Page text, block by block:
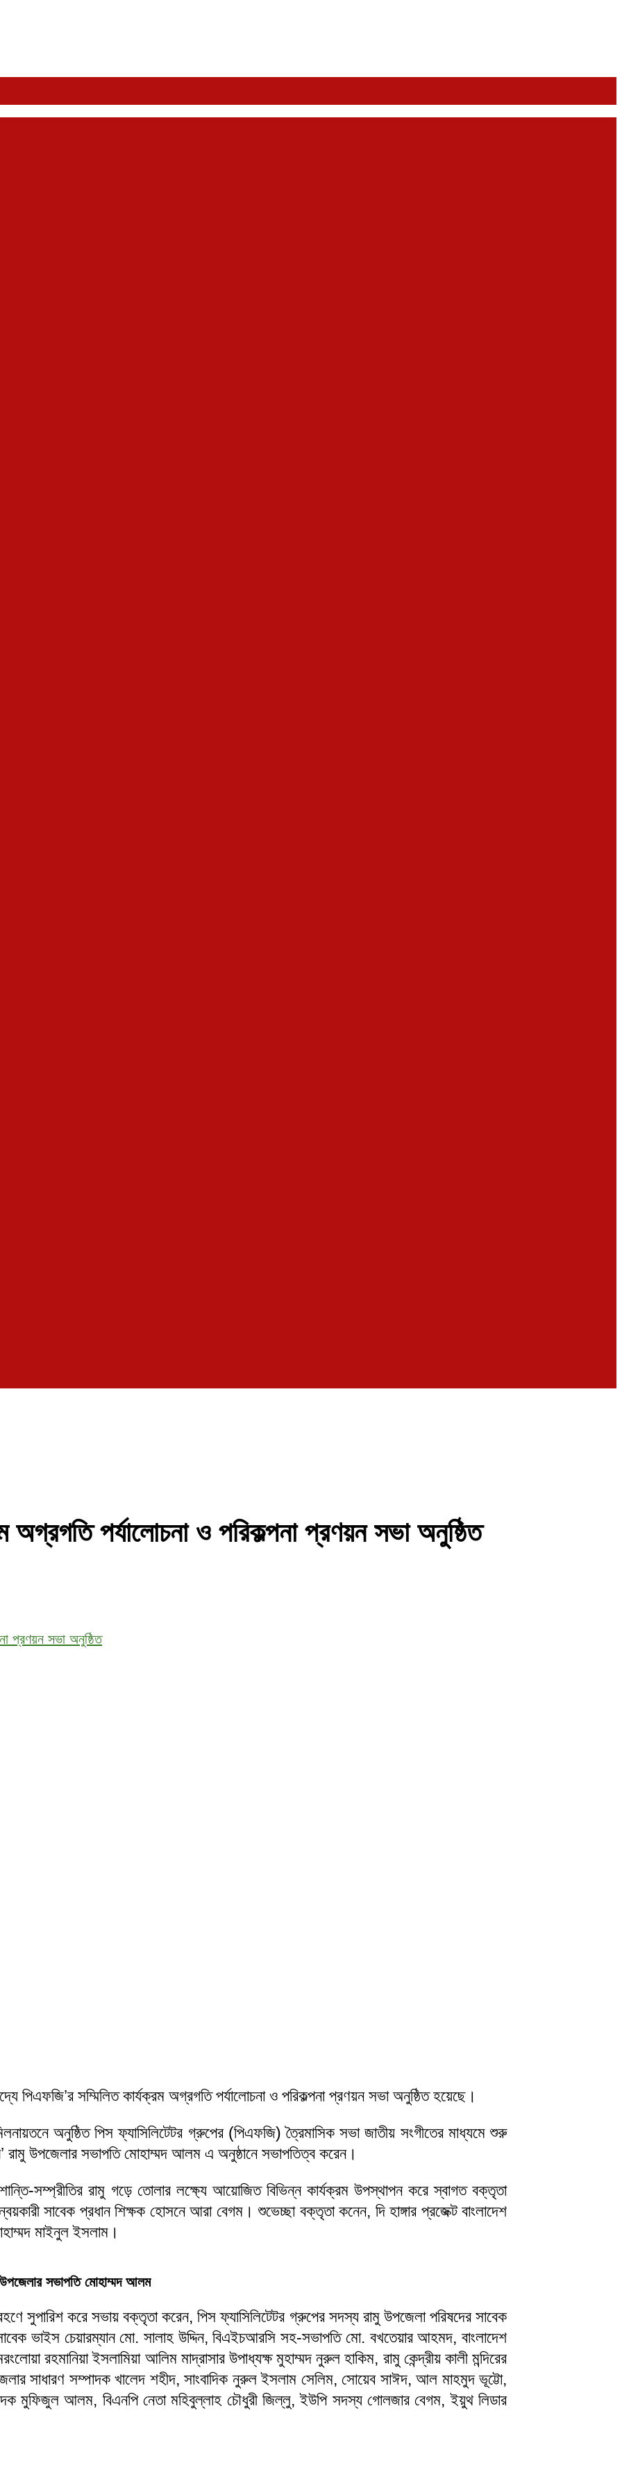
অগ্রগতি পর্যালোচনা ও পরিকল্পনা প্রণয়ন সভা অনুষ্ঠিত
পিএফজি’র সম্মিলিত কার্যক্রম অগ্রগতি পর্যালোচনা ও পরিকল্পনা প্রণয়ন সভা অনুষ্ঠিত হয়েছে।
অনুষ্ঠিত পিস ফ্যাসিলিটেটর গ্রুপের (পিএফজি) ত্রৈমাসিক সভা জাতীয় সংগীতের মাধ্যমে শুরু
রামু উপজেলার সভাপতি মোহাম্মদ আলম এ অনুষ্ঠানে সভাপতিত্ব করেন।
সম্প্রীতির রামু গড়ে তোলার লক্ষ্যে আয়োজিত বিভিন্ন কার্যক্রম উপস্থাপন করে স্বাগত বক্তৃতা
সাবেক প্রধান শিক্ষক হোসনে আরা বেগম। শুভেচ্ছা বক্তৃতা কনেন, দি হাঙ্গার প্রজেক্ট বাংলাদেশ
মাইনুল ইসলাম।
সভাপতি মোহাম্মদ আলম
সুপারিশ করে সভায় বক্তৃতা করেন, পিস ফ্যাসিলিটেটর গ্রুপের সদস্য রামু উপজেলা পরিষদের সাবেক
ভাইস চেয়ারম্যান মো. সালাহ উদ্দিন, বিএইচআরসি সহ-সভাপতি মো. বখতেয়ার আহমদ, বাংলাদেশ
রহমানিয়া ইসলামিয়া আলিম মাদ্রাসার উপাধ্যক্ষ মুহাম্মদ নুরুল হাকিম, রামু কেন্দ্রীয় কালী মন্দিরের
সাধারণ সম্পাদক খালেদ শহীদ, সাংবাদিক নুরুল ইসলাম সেলিম, সোয়েব সাঈদ, আল মাহমুদ ভূট্টো,
মুফিজুল আলম, বিএনপি নেতা মহিবুল্লাহ চৌধুরী জিল্লু, ইউপি সদস্য গোলজার বেগম, ইয়ুথ লিডার